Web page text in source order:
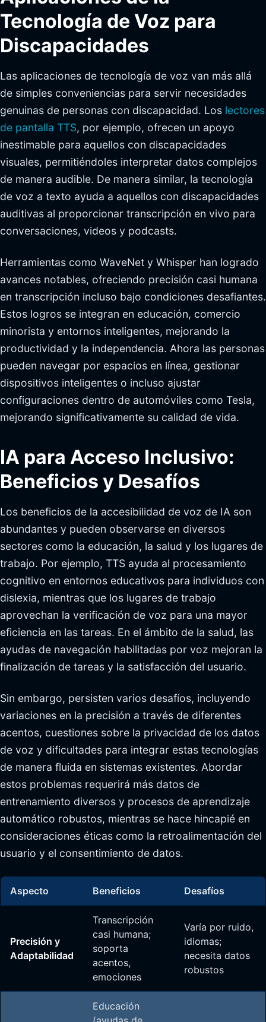
Tecnología de Voz para
Discapacidades
Las aplicaciones de tecnología de voz van más allá
de simples conveniencias para servir necesidades
genuinas de personas con discapacidad. Los lectores
de pantalla TTS, por ejemplo, ofrecen un apoyo
inestimable para aquellos con discapacidades
visuales, permitiéndoles interpretar datos complejos
de manera audible. De manera similar, la tecnología
de voz a texto ayuda a aquellos con discapacidades
auditivas al proporcionar transcripción en vivo para
conversaciones, videos y podcasts.
Herramientas como WaveNet y Whisper han logrado
avances notables, ofreciendo precisión casi humana
en transcripción incluso bajo condiciones desafiantes.
Estos logros se integran en educación, comercio
minorista y entornos inteligentes, mejorando la
productividad y la independencia. Ahora las personas
pueden navegar por espacios en línea, gestionar
dispositivos inteligentes o incluso ajustar
configuraciones dentro de automóviles como Tesla,
mejorando significativamente su calidad de vida.
IA para Acceso Inclusivo:
Beneficios y Desafíos
Los beneficios de la accesibilidad de voz de IA son
abundantes y pueden observarse en diversos
sectores como la educación, la salud y los lugares de
trabajo. Por ejemplo, TTS ayuda al procesamiento
cognitivo en entornos educativos para individuos con
dislexia, mientras que los lugares de trabajo
aprovechan la verificación de voz para una mayor
eficiencia en las tareas. En el ámbito de la salud, las
ayudas de navegación habilitadas por voz mejoran la
finalización de tareas y la satisfacción del usuario.
Sin embargo, persisten varios desafíos, incluyendo
variaciones en la precisión a través de diferentes
acentos, cuestiones sobre la privacidad de los datos
de voz y dificultades para integrar estas tecnologías
de manera fluida en sistemas existentes. Abordar
estos problemas requerirá más datos de
entrenamiento diversos y procesos de aprendizaje
automático robustos, mientras se hace hincapié en
consideraciones éticas como la retroalimentación del
usuario y el consentimiento de datos.
Aspecto Beneficios Desafíos
Precisión y
Adaptabilidad
Transcripción
casi humana;
soporta
acentos,
emociones
Varía por ruido,
idiomas;
necesita datos
robustos
Educación